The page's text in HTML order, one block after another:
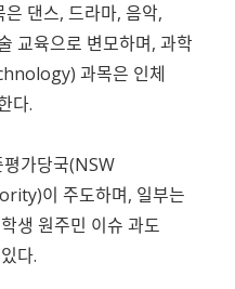
댄스, 드라마, 음악,
교육으로 변모하며, 과학
과목은 인체
다.
가당국(NSW
이 주도하며, 일부는
생 원주민 이슈 과도
다.